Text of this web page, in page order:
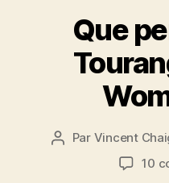
Que
Auteur
Par Vincent
10